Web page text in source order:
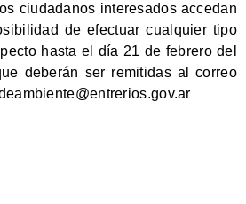
ciudadanos interesados accedan
de efectuar cualquier tipo
hasta el día 21 de febrero del
deberán ser remitidas al correo